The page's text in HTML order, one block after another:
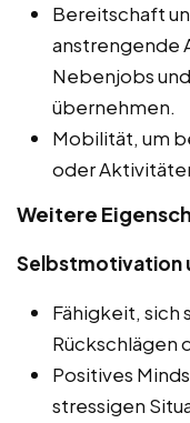
Bereitschaft
anstrengende
Nebenjobs
übernehmen.
Mobilität, um
oder
Weitere
Selbstmotivation
Fähigkeit, sich
Rückschlägen
Positives
stressigen